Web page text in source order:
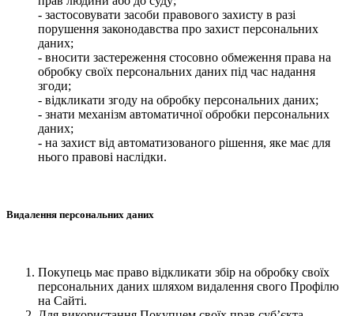
- застосовувати засоби правового захисту в разі
порушення законодавства про захист персональних
даних;
- вносити застереження стосовно обмеження права на
обробку своїх персональних даних під час надання
згоди;
- відкликати згоду на обробку персональних даних;
- знати механізм автоматичної обробки персональних
даних;
- на захист від автоматизованого рішення, яке має для
нього правові наслідки.
Видалення персональних даних
Покупець має право відкликати збір на обробку своїх
персональних даних шляхом видалення свого Профілю
на Сайті.